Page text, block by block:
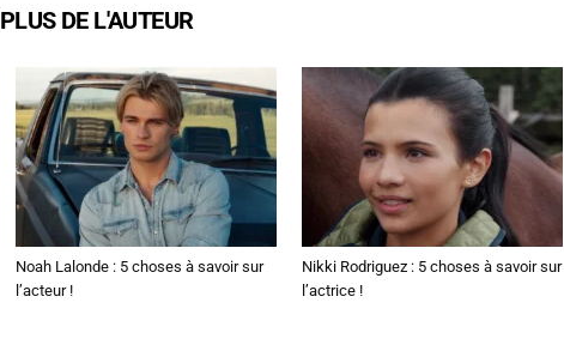
PLUS DE L'AUTEUR
Noah Lalonde : 5 choses à savoir sur
l’acteur !
Nikki Rodriguez : 5 choses à savoir sur
l’actrice !